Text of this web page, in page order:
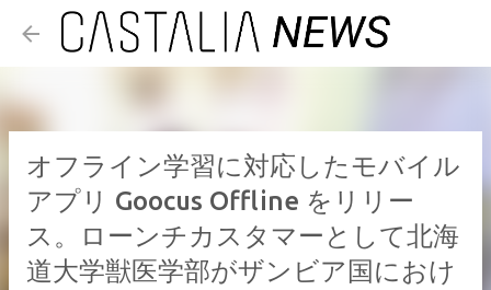
スキップしてメイン コンテンツに移動
オフライン学習に対応したモバイル
アプリ Goocus Offline をリリー
ス。ローンチカスタマーとして北海
道大学獣医学部がザンビア国におけ